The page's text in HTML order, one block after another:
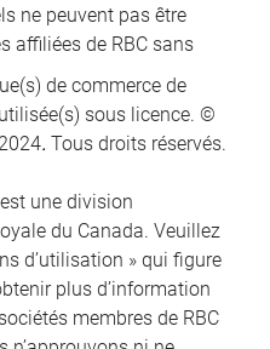
ne peuvent pas être
affiliées de RBC sans
de commerce de
sous licence. ©
. Tous droits réservés.
une division
du Canada. Veuillez
d’utilisation » qui figure
plus d’information
membres de RBC